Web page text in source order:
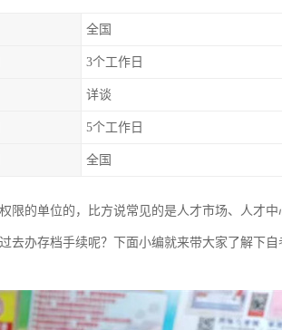
全国
3个工作日
详谈
5个工作日
全国
的单位的，比方说常见的是人才市场、人才中
去办存档手续呢？下面小编就来带大家了解下自